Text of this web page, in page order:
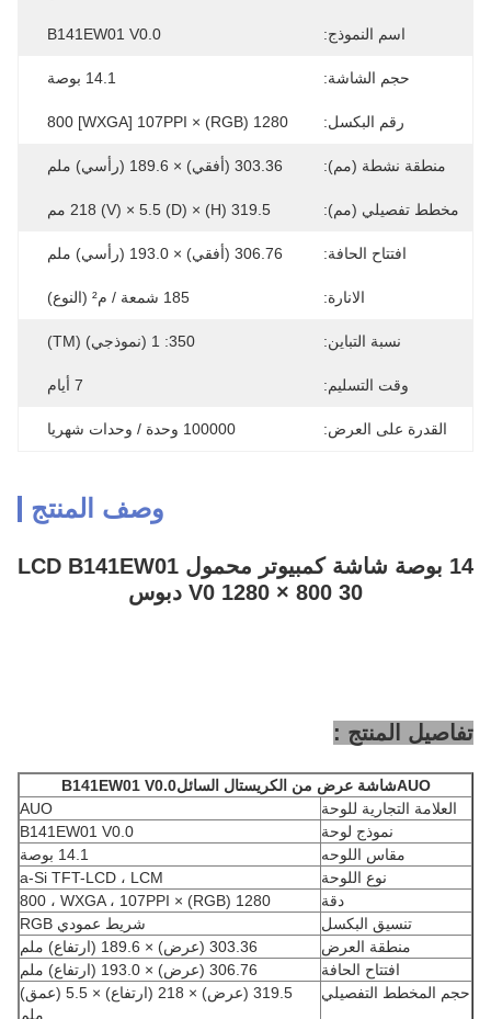
اسم النموذج: B141EW01 V0.0
حجم الشاشة: 14.1 بوصة
رقم البكسل: 1280 (RGB) × 800 [WXGA] 107PPI
منطقة نشطة (مم): 303.36 (أفقي) × 189.6 (رأسي) ملم
مخطط تفصيلي (مم): 319.5 (H) × 218 (V) × 5.5 (D) مم
افتتاح الحافة: 306.76 (أفقي) × 193.0 (رأسي) ملم
الانارة: 185 شمعة / م² (النوع)
نسبة التباين: 350: 1 (نموذجي) (TM)
وقت التسليم: 7 أيام
القدرة على العرض: 100000 وحدة / وحدات شهريا
وصف المنتج
14 بوصة شاشة كمبيوتر محمول LCD B141EW01
V0 1280 × 800 30 دبوس
تفاصيل المنتج :
AUOشاشة عرض من الكريستال السائلB141EW01 V0.0
العلامة التجارية للوحة
AUO
نموذج لوحة
B141EW01 V0.0
مقاس اللوحه
14.1 بوصة
نوع اللوحة
a-Si TFT-LCD ، LCM
دقة
1280 (RGB) × 800 ، WXGA ، 107PPI
تنسيق البكسل
شريط عمودي RGB
منطقة العرض
303.36 (عرض) × 189.6 (ارتفاع) ملم
افتتاح الحافة
306.76 (عرض) × 193.0 (ارتفاع) ملم
حجم المخطط التفصيلي
319.5 (عرض) × 218 (ارتفاع) × 5.5 (عمق)
ملم